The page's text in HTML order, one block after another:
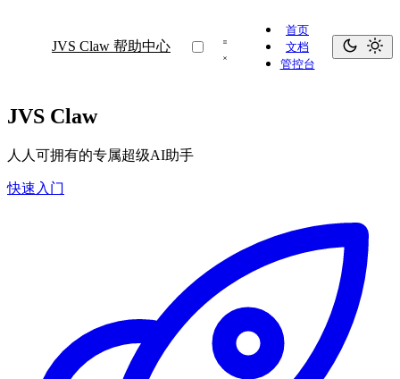
JVS Claw 帮助中心
首页
文档
管控台
JVS Claw
人人可拥有的专属超级AI助手
快速入门